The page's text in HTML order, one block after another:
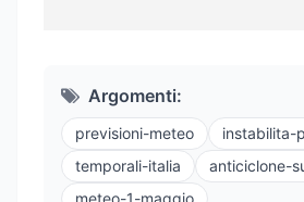
Argomenti:
previsioni-meteo
instabilita-
temporali-italia
anticiclone-
meteo-1-maggio